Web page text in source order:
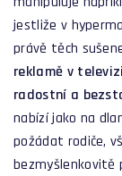
jestliže v
právě těch
reklamě v televizi
radostní a
nabízí jako na
požádat rodiče,
bezmyšlenkovitě